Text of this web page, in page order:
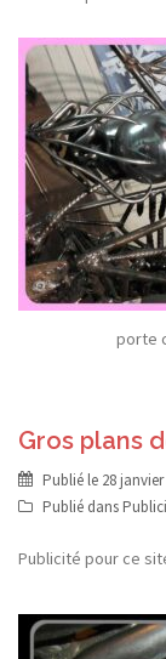
porte
Gros plans
Publié le 28 janvier
Publié dans
Publicité pour ce